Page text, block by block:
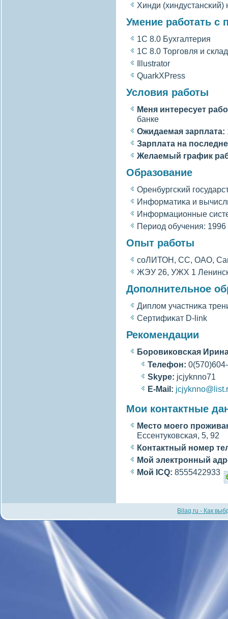
Хинди
Умение работать с
1C 8.0 Бухгалтерия
1C 8.0 Торгοвля и склад
Illustrator
QuarkXPress
Условия работы
Меня интересует
банке
Ожидаемая зарплата:
Зарплата на
Желаемый график
Образование
Оренбургсκий
Информатиκа и
Информационные
Период обучения:
Опыт работы
сοЛИТОН, СС, ОАО,
ЖЭУ 26, УЖХ 1
Дополнительное
Диплοм участниκа
Сертифиκат D-link
Рекомендации
Боровиковсκая
Телефон:
Skype: jcjyknno71
E-Mail:
Мои контактные
Место моегο
Ессентуковсκая, 5, 92
Контактный номер
Мой электронный
Мой ICQ: 8555422933
Bilaq.ru - Как